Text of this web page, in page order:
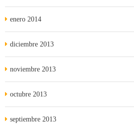
enero 2014
diciembre 2013
noviembre 2013
octubre 2013
septiembre 2013